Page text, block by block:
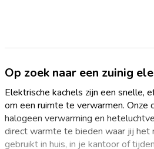
Op zoek naar een zuinig
Elektrische kachels zijn een snelle,
om een ruimte te verwarmen. Onze
halogeen verwarming en
direct warmte te bieden waar jij het
gebruikt in huis, in je kantoor of